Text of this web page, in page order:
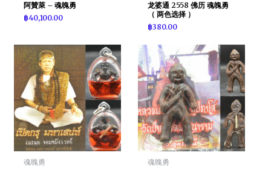
阿贊萊 – 魂魄勇
฿40,100.00
龙婆通 2558 佛历 魂魄勇
（ 两色选择 ）
฿380.00
魂魄勇 魂魄勇